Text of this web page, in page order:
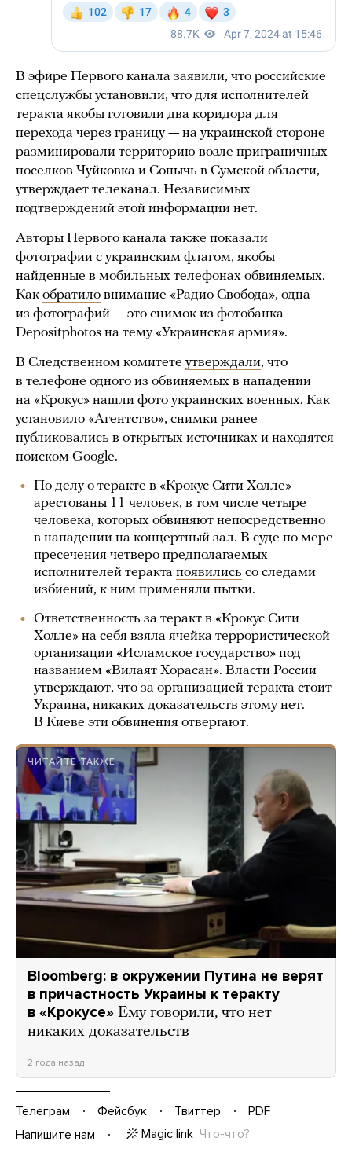
В эфире Первого канала заявили, что российские
спецслужбы установили, что для исполнителей
теракта якобы готовили два коридора для
перехода через границу — на украинской стороне
разминировали территорию возле приграничных
поселков Чуйковка и Сопычь в Сумской области,
утверждает телеканал. Независимых
подтверждений этой информации нет.
Авторы Первого канала также показали
фотографии с украинским флагом, якобы
найденные в мобильных телефонах обвиняемых.
Как обратило внимание «Радио Свобода», одна
из фотографий — это снимок из фотобанка
Depositphotos на тему «Украинская армия».
В Следственном комитете утверждали, что
в телефоне одного из обвиняемых в нападении
на «Крокус» нашли фото украинских военных. Как
установило «Агентство», снимки ранее
публиковались в открытых источниках и находятся
поиском Google.
По делу о теракте в «Крокус Сити Холле»
арестованы 11 человек, в том числе четыре
человека, которых обвиняют непосредственно
в нападении на концертный зал. В суде по мере
пресечения четверо предполагаемых
исполнителей теракта появились со следами
избиений, к ним применяли пытки.
Ответственность за теракт в «Крокус Сити
Холле» на себя взяла ячейка террористической
организации «Исламское государство» под
названием «Вилаят Хорасан». Власти России
утверждают, что за организацией теракта стоит
Украина, никаких доказательств этому нет.
В Киеве эти обвинения отвергают.
ЧИТАЙТЕ ТАКЖЕ
Bloomberg: в окружении Путина не верят
в причастность Украины к теракту
в «Крокусе» Ему говорили, что нет
никаких доказательств
2 года назад
Телеграм Фейсбук Твиттер
PDF
Напишите нам
Magic link Что-что?